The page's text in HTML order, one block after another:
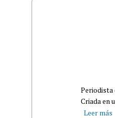
Periodista
Criada en
Leer más